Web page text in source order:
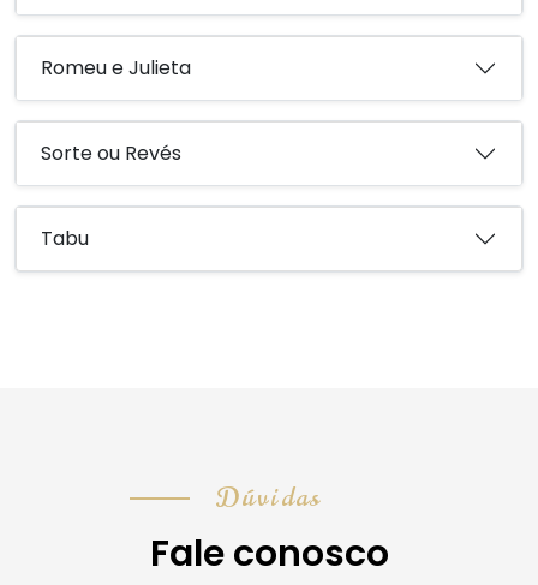
Romeu e Julieta
Sorte ou Revés
Tabu
Dúvidas
Fale conosco